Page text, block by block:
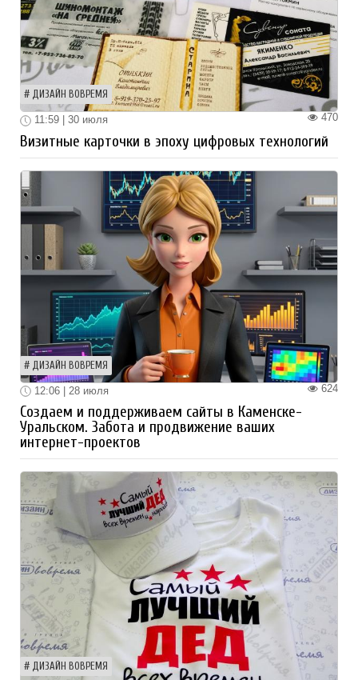
ДИЗАЙН ВОВРЕМЯ
470
11:59 | 30 июля
Визитные карточки в эпоху цифровых технологий
ДИЗАЙН ВОВРЕМЯ
624
12:06 | 28 июля
Создаем и поддерживаем сайты в Каменске-
Уральском. Забота и продвижение ваших
интернет-проектов
ДИЗАЙН ВОВРЕМЯ